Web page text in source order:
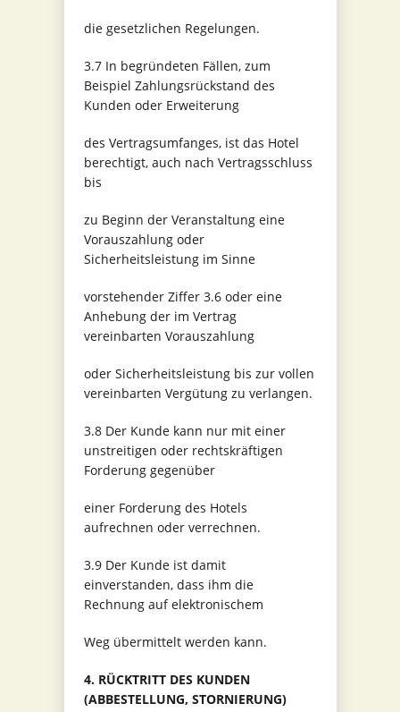
die gesetzlichen Regelungen.
3.7 In begründeten Fällen, zum
Beispiel Zahlungsrückstand des
Kunden oder Erweiterung
des Vertragsumfanges, ist das Hotel
berechtigt, auch nach Vertragsschluss
bis
zu Beginn der Veranstaltung eine
Vorauszahlung oder
Sicherheitsleistung im Sinne
vorstehender Ziffer 3.6 oder eine
Anhebung der im Vertrag
vereinbarten Vorauszahlung
oder Sicherheitsleistung bis zur vollen
vereinbarten Vergütung zu verlangen.
3.8 Der Kunde kann nur mit einer
unstreitigen oder rechtskräftigen
Forderung gegenüber
einer Forderung des Hotels
aufrechnen oder verrechnen.
3.9 Der Kunde ist damit
einverstanden, dass ihm die
Rechnung auf elektronischem
Weg übermittelt werden kann.
4. RÜCKTRITT DES KUNDEN
(ABBESTELLUNG, STORNIERUNG)